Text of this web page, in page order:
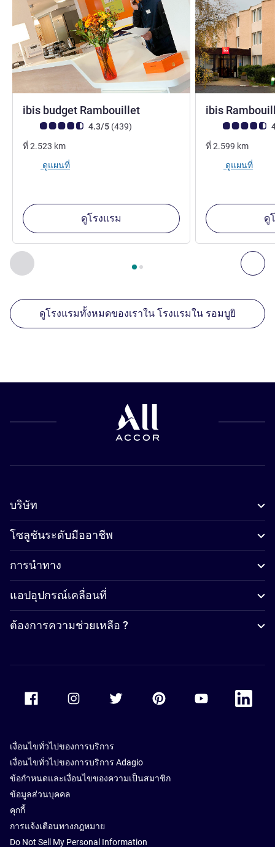
ก่อนหน้า - สถานประกอบการอื่นของเราที่อยู่ใกล้เคียง ถั
หน้า1 , สถานประกอบการอื่นของเราที่อยู่ใกล้เคียง 1 :,
ibis budget Rambouillet
คะแนนความคิดเห็นจากแขก (เรทติ้งบน ALL)
4.3/5 (439รีวิว รายการ
)
ที่2.523 km
ดูแผนที่
ดูโรงแรม
ibis
คะแนนความคิดเ
ที่2.599 km
ดูแผนที่
ดู
ดูโรงแรมทั้งหมดของเราใน โรงแรมใน รอมบูยิ
บริษัท
โซลูชันระดับมืออาชีพ
การนำทาง
แอปอุปกรณ์เคลื่อนที่
ต้องการความช่วยเหลือ ?
Accor Facebook Accor TwitterAccor PinterestAccor Youtube
Accor
เงื่อนไขทั่วไปของการบริการ
เงื่อนไขทั่วไปของการบริการ Adagio
ข้อกำหนดและเงื่อนไขของความเป็นสมาชิก
ข้อมูลส่วนบุคคล
คุกกี้
การแจ้งเตือนทางกฎหมาย
Do Not Sell My Personal Information